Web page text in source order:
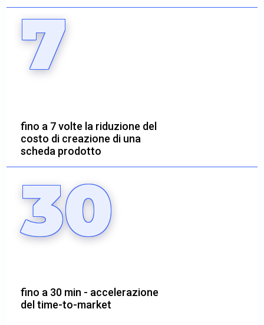
7
fino a 7 volte la riduzione del
costo di creazione di una
scheda prodotto
30
fino a 30 min - accelerazione
del time-to-market